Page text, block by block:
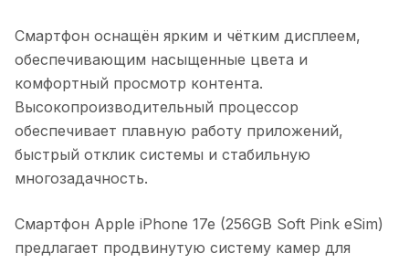
Смартфон оснащён ярким и чётким дисплеем,
обеспечивающим насыщенные цвета и
комфортный просмотр контента.
Высокопроизводительный процессор
обеспечивает плавную работу приложений,
быстрый отклик системы и стабильную
многозадачность.
Смартфон Apple iPhone 17e (256GB Soft Pink eSim)
предлагает продвинутую систему камер для